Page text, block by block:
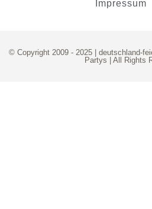
Impressum
© Copyright 2009 - 2025 | deutschland-
Partys | All Rights